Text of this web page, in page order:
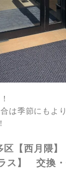
は季節にもよ
【西月隈】
ス】 交換